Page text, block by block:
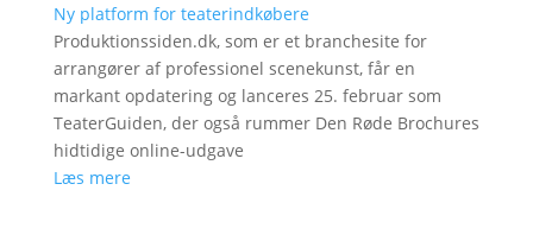
Ny platform for teaterindkøbere
Produktionssiden.dk, som er et branchesite for
arrangører af professionel scenekunst, får en
markant opdatering og lanceres 25. februar som
TeaterGuiden, der også rummer Den Røde Brochures
hidtidige online-udgave
Læs mere